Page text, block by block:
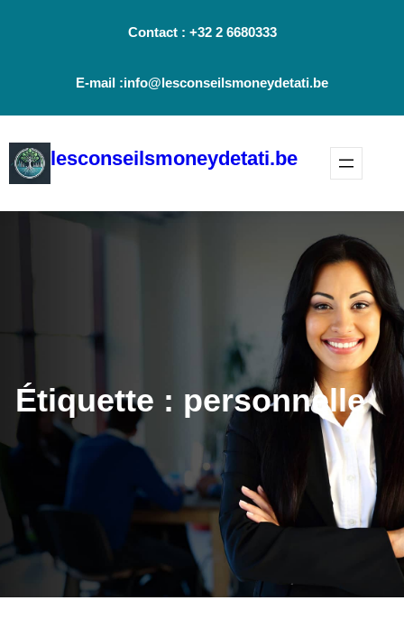
Contact : +32 2 6680333
E-mail :info@lesconseilsmoneydetati.be
lesconseilsmoneydetati.be
Étiquette : personnelle